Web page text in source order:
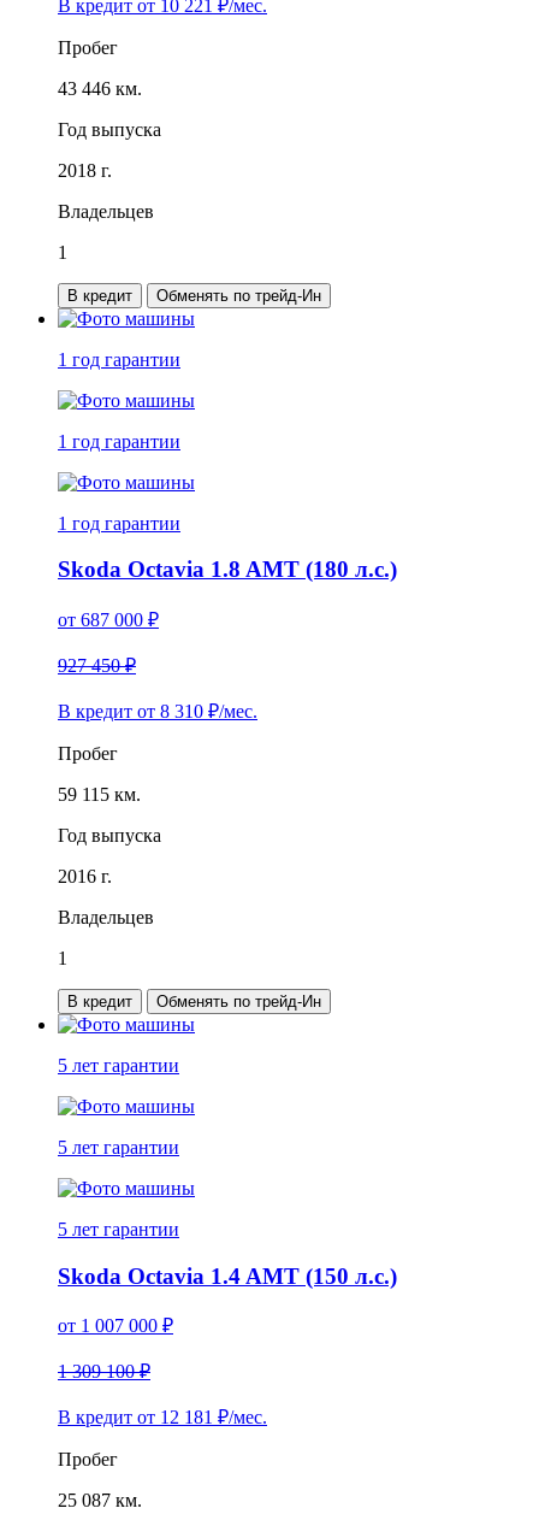
В кредит от 10 221 ₽/мес.
Пробег
43 446 км.
Год выпуска
2018 г.
Владельцев
1
В кредит Обменять по трейд-Ин
1 год гарантии
1 год гарантии
1 год гарантии
Skoda Octavia 1.8 AMT (180 л.с.)
от 687 000 ₽
927 450 ₽
В кредит от 8 310 ₽/мес.
Пробег
59 115 км.
Год выпуска
2016 г.
Владельцев
1
В кредит Обменять по трейд-Ин
5 лет гарантии
5 лет гарантии
5 лет гарантии
Skoda Octavia 1.4 AMT (150 л.с.)
от 1 007 000 ₽
1 309 100 ₽
В кредит от 12 181 ₽/мес.
Пробег
25 087 км.